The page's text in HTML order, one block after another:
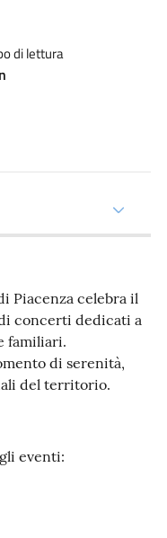
di lettura
Piacenza celebra il
concerti dedicati a
familiari.
di serenità,
del territorio.
eventi: